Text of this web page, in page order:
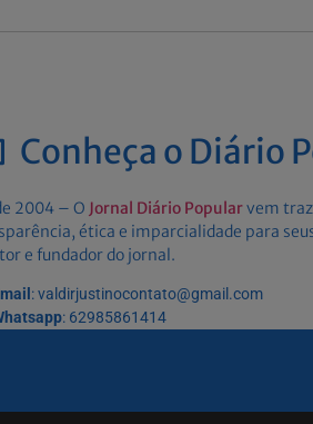
Conheça o Diário
2004 – O Jornal Diário Popularvem
ética e imparcialidade para
e fundador do jornal.
: valdirjustinocontato@gmail.com
: 62985861414